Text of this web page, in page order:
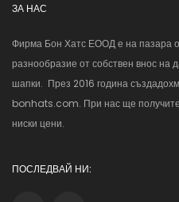
ЗА НАС
Фирма Бон Хатс ЕООД е на пазара
разнообразие от собствен внос на
шапки. През 2016 година
bonhats.com. При нас ще получите
ниски цени.
ПОСЛЕДВАЙ НИ: